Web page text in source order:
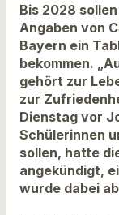
Bis 2028
Angaben von
Bayern ein
bekommen.
gehört zur
zur
Dienstag vor
Schülerinnen
sollen, hatte
angekündigt,
wurde dabei